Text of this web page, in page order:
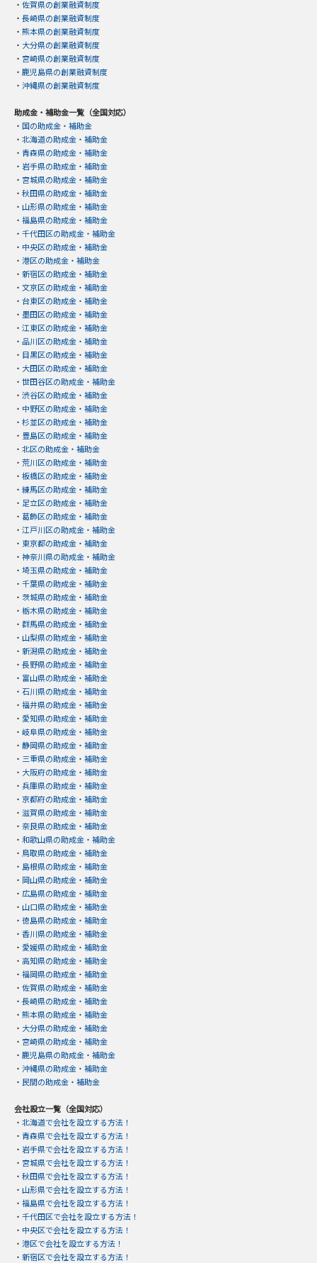
・ 佐賀県の創業融資制度
・ 長崎県の創業融資制度
・ 熊本県の創業融資制度
・ 大分県の創業融資制度
・ 宮崎県の創業融資制度
・ 鹿児島県の創業融資制度
・ 沖縄県の創業融資制度
助成金・補助金一覧（全国対応）
・ 国の助成金・補助金
・ 北海道の助成金・補助金
・ 青森県の助成金・補助金
・ 岩手県の助成金・補助金
・ 宮城県の助成金・補助金
・ 秋田県の助成金・補助金
・ 山形県の助成金・補助金
・ 福島県の助成金・補助金
・ 千代田区の助成金・補助金
・ 中央区の助成金・補助金
・ 港区の助成金・補助金
・ 新宿区の助成金・補助金
・ 文京区の助成金・補助金
・ 台東区の助成金・補助金
・ 墨田区の助成金・補助金
・ 江東区の助成金・補助金
・ 品川区の助成金・補助金
・ 目黒区の助成金・補助金
・ 大田区の助成金・補助金
・ 世田谷区の助成金・補助金
・ 渋谷区の助成金・補助金
・ 中野区の助成金・補助金
・ 杉並区の助成金・補助金
・ 豊島区の助成金・補助金
・ 北区の助成金・補助金
・ 荒川区の助成金・補助金
・ 板橋区の助成金・補助金
・ 練馬区の助成金・補助金
・ 足立区の助成金・補助金
・ 葛飾区の助成金・補助金
・ 江戸川区の助成金・補助金
・ 東京都の助成金・補助金
・ 神奈川県の助成金・補助金
・ 埼玉県の助成金・補助金
・ 千葉県の助成金・補助金
・ 茨城県の助成金・補助金
・ 栃木県の助成金・補助金
・ 群馬県の助成金・補助金
・ 山梨県の助成金・補助金
・ 新潟県の助成金・補助金
・ 長野県の助成金・補助金
・ 富山県の助成金・補助金
・ 石川県の助成金・補助金
・ 福井県の助成金・補助金
・ 愛知県の助成金・補助金
・ 岐阜県の助成金・補助金
・ 静岡県の助成金・補助金
・ 三重県の助成金・補助金
・ 大阪府の助成金・補助金
・ 兵庫県の助成金・補助金
・ 京都府の助成金・補助金
・ 滋賀県の助成金・補助金
・ 奈良県の助成金・補助金
・ 和歌山県の助成金・補助金
・ 鳥取県の助成金・補助金
・ 島根県の助成金・補助金
・ 岡山県の助成金・補助金
・ 広島県の助成金・補助金
・ 山口県の助成金・補助金
・ 徳島県の助成金・補助金
・ 香川県の助成金・補助金
・ 愛媛県の助成金・補助金
・ 高知県の助成金・補助金
・ 福岡県の助成金・補助金
・ 佐賀県の助成金・補助金
・ 長崎県の助成金・補助金
・ 熊本県の助成金・補助金
・ 大分県の助成金・補助金
・ 宮崎県の助成金・補助金
・ 鹿児島県の助成金・補助金
・ 沖縄県の助成金・補助金
・ 民間の助成金・補助金
会社設立一覧（全国対応）
・ 北海道で会社を設立する方法！
・ 青森県で会社を設立する方法！
・ 岩手県で会社を設立する方法！
・ 宮城県で会社を設立する方法！
・ 秋田県で会社を設立する方法！
・ 山形県で会社を設立する方法！
・ 福島県で会社を設立する方法！
・ 千代田区で会社を設立する方法！
・ 中央区で会社を設立する方法！
・ 港区で会社を設立する方法！
・ 新宿区で会社を設立する方法！